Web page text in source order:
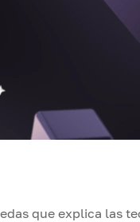
que explica las